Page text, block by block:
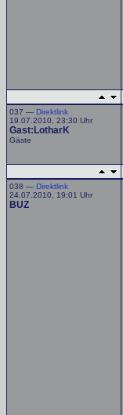
037 — Direktlink
19.07.2010, 23:30 Uhr
Gast:LotharK
Gäste
038 — Direktlink
24.07.2010, 19:01 Uhr
BUZ